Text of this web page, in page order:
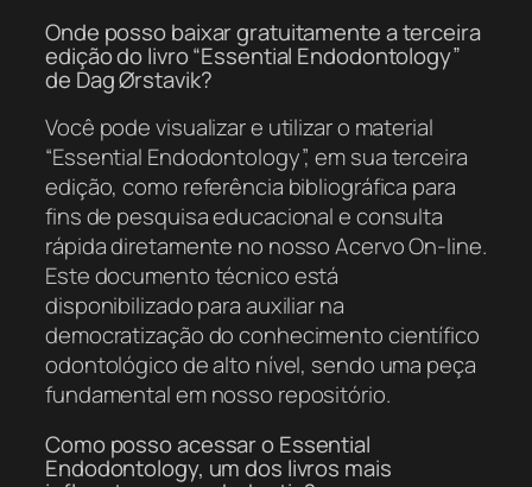
Onde posso baixar gratuitamente a terceira
edição do livro “Essential Endodontology”
de Dag Ørstavik?
Você pode visualizar e utilizar o material
“Essential Endodontology”, em sua terceira
edição, como referência bibliográfica para
fins de pesquisa educacional e consulta
rápida diretamente no nosso Acervo On-line.
Este documento técnico está
disponibilizado para auxiliar na
democratização do conhecimento científico
odontológico de alto nível, sendo uma peça
fundamental em nosso repositório.
Como posso acessar o Essential
Endodontology, um dos livros mais